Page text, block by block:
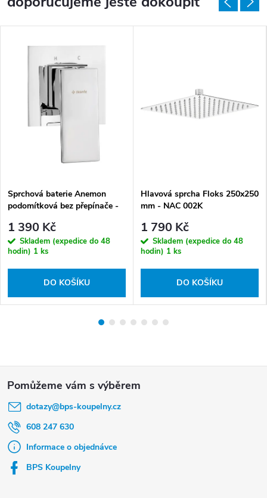
Sprchová baterie Anemon
podomítková bez přepínače -
1 390 Kč
Skladem (expedice do 48
hodin) 1 ks
DO KOŠÍKU
Hlavová sprcha Floks 250x250
mm - NAC 002K
1 790 Kč
Skladem (expedice do 48
hodin) 1 ks
DO KOŠÍKU
dotazy@bps-koupelny.cz
608 247 630
Informace o objednávce
BPS Koupelny